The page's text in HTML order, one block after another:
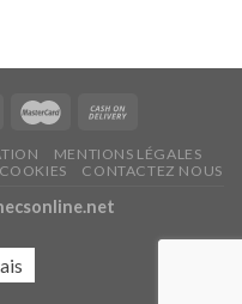
MENTIONS LÉGALES
CONTACTEZ NOUS